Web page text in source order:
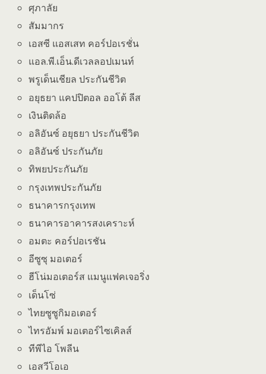
ศุภาลัย
สัมมากร
เอสซี แอสเสท คอร์ปอเรชั่น
แอล.พี.เอ็น.ดีเวลลอปเมนท์
พรูเด็นเชียล ประกันชีวิต
อยุธยา แคปปิตอล ออโต้ ลีส
เงินติดล้อ
อลิอันซ์ อยุธยา ประกันชีวิต
อลิอันซ์ ประกันภัย
ทิพยประกันภัย
กรุงเทพประกันภัย
ธนาคารกรุงเทพ
ธนาคารอาคารสงเคราะห์
อมตะ คอร์ปอเรชัน
อีซูซุ มอเตอร์
ฮีโน่มอเตอร์ส แมนูแฟคเจอริ่ง
เด็นโซ่
ไทยซูซูกิมอเตอร์
ไทรอัมพ์ มอเตอร์ไซเคิลส์
ทีพีไอ โพลีน
เอสวีโอเอ